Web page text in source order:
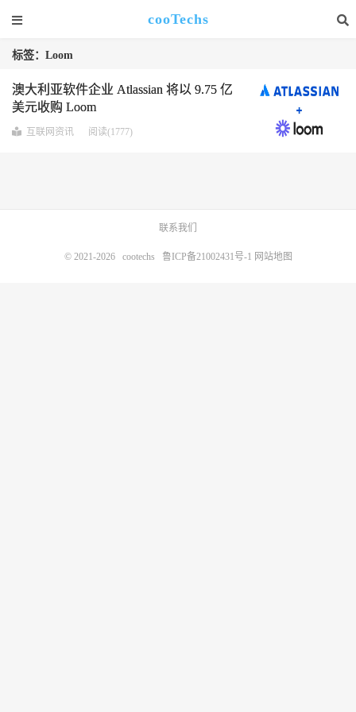
cooTechs
标签：Loom
澳大利亚软件企业 Atlassian 将以 9.75 亿
美元收购 Loom
互联网资讯 阅读(1777)
联系我们
© 2021-2026 cootechs 鲁ICP备21002431号-1 网站地图